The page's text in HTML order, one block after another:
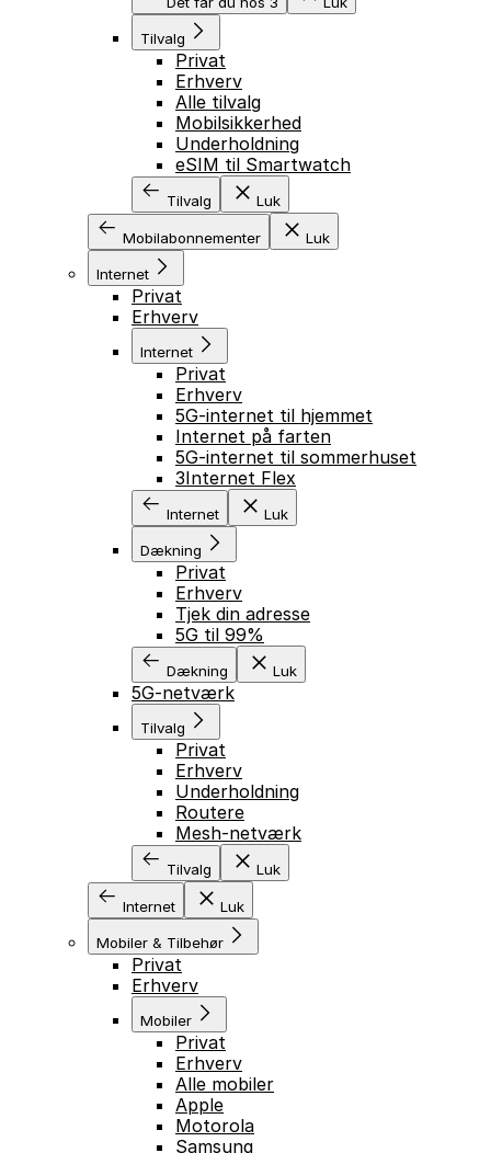
Tilvalg
Privat
Erhverv
Alle tilvalg
Mobilsikkerhed
Underholdning
eSIM til Smartwatch
Tilvalg Luk
Mobilabonnementer Luk
Internet
Privat
Erhverv
Internet
Privat
Erhverv
5G-internet til hjemmet
Internet på farten
5G-internet til sommerhuset
3Internet Flex
Internet Luk
Dækning
Privat
Erhverv
Tjek din adresse
5G til 99%
Dækning Luk
5G-netværk
Tilvalg
Privat
Erhverv
Underholdning
Routere
Mesh-netværk
Tilvalg Luk
Internet Luk
Mobiler & Tilbehør
Privat
Erhverv
Mobiler
Privat
Erhverv
Alle mobiler
Apple
Motorola
Samsung